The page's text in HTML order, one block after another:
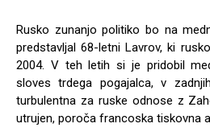
Rusko zunanjo politiko bo na
predstavljal 68-letni Lavrov, ki
2004. V teh letih si je pridobil
sloves trdega pogajalca, v
turbulentna za ruske odnose z
utrujen, poroča francoska tiskovna